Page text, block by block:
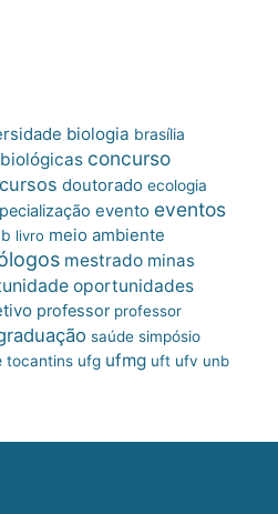
biologia brasília
concurso
cursos doutorado ecologia
evento eventos
livro meio ambiente
mestrado minas
oportunidades
professor professor
saúde simpósio
tocantins ufg ufmg uft ufv unb